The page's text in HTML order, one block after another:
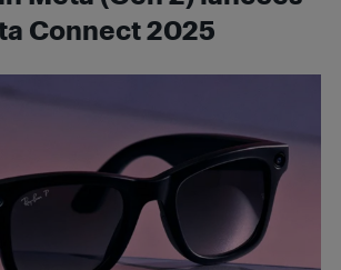
Connect 2025